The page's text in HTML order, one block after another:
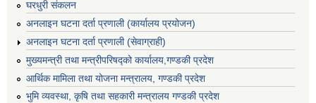
घरधुरी संकलन
अनलाइन घटना दर्ता प्रणाली (कार्यालय प्रयोजन)
अनलाइन घटना दर्ता प्रणाली (सेवाग्राही)
मुख्यमन्त्री तथा मन्त्रीपरिषद्को कार्यालय,गण्डकी प्रदेश
आर्थिक मामिला तथा योजना मन्त्रालय, गण्डकी प्रदेश
भुमि व्यवस्था, कृषि तथा सहकारी मन्त्रालय गण्डकी प्रदेश